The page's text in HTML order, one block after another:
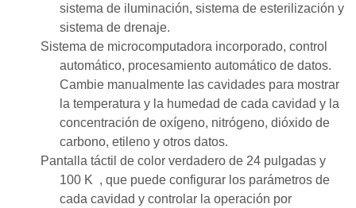
sistema de iluminación, sistema de esterilización y
sistema de drenaje.
Sistema de microcomputadora incorporado, control
automático, procesamiento automático de datos.
Cambie manualmente las cavidades para mostrar
la temperatura y la humedad de cada cavidad y la
concentración de oxígeno, nitrógeno, dióxido de
carbono, etileno y otros datos.
Pantalla táctil de color verdadero de 24 pulgadas y
100 K , que puede configurar los parámetros de
cada cavidad y controlar la operación por